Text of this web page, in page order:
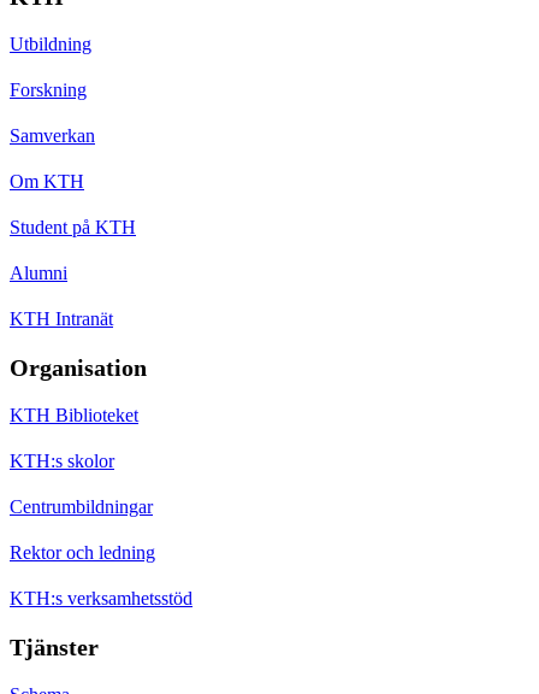
Utbildning
Forskning
Samverkan
Om KTH
Student på KTH
Alumni
KTH Intranät
Organisation
KTH Biblioteket
KTH:s skolor
Centrumbildningar
Rektor och ledning
KTH:s verksamhetsstöd
Tjänster